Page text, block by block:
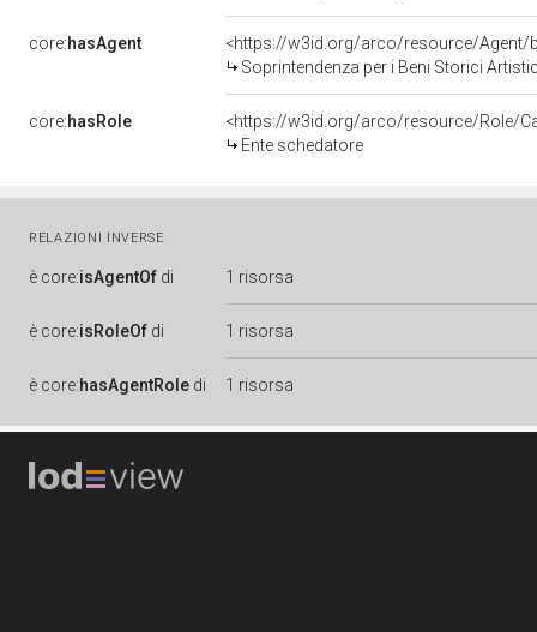
core:hasAgent
<https://w3id.org/arco/resource/Agent/
Soprintendenza per i Beni Storici
core:hasRole
<https://w3id.org/arco/resource/Role/
Ente schedatore
RELAZIONI INVERSE
è core:isAgentOf di 1 risorsa
è core:isRoleOf di 1 risorsa
è core:hasAgentRole di 1 risorsa